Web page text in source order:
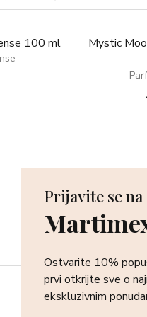
100 ml
Mystic
Prijavite se na
Ostvarite 10%
prvi otkrijte sve o
ekskluzivnim